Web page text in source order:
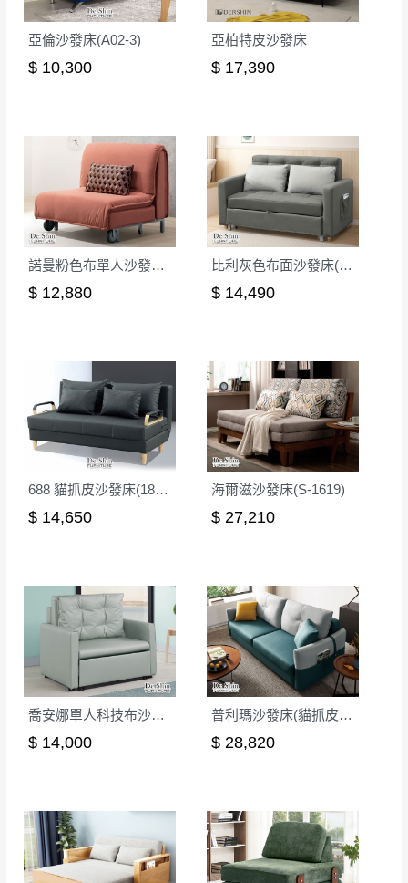
亞倫沙發床(A02-3)
$ 10,300
亞柏特皮沙發床
$ 17,390
諾曼粉色布單人沙發床(2036)
$ 12,880
比利灰色布面沙發床(501)
$ 14,490
688 貓抓皮沙發床(1805深藍色皮)
$ 14,650
海爾滋沙發床(S-1619)
$ 27,210
喬安娜單人科技布沙發床(L-05)
$ 14,000
普利瑪沙發床(貓抓皮)(S1951)
$ 28,820